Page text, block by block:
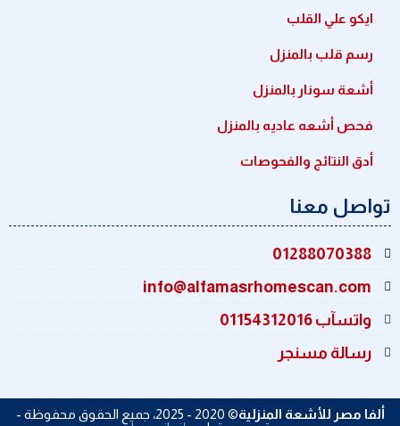
ايكو علي القلب
رسم قلب بالمنزل
أشعة سونار بالمنزل
فحص أشعه عاديه بالمنزل
أدق النتائج والفحوصات
تواصل معنا
01288070388
info@alfamasrhomescan.com
واتسآب 01154312016
رسالة مسنجر
ألفا مصر للأشعة المنزلية© 2020 - 2025
، جميع الحقوق محفوظة -